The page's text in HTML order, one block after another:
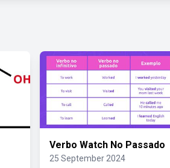
Verbo Watch No Passado
25 September 2024